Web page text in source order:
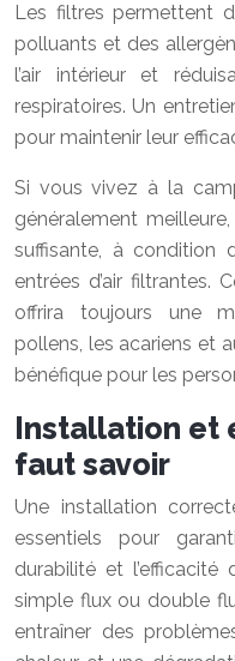
Les filtres permettent
polluants et des
l’air intérieur et
respiratoires. Un
pour maintenir leur
Si vous vivez à la
généralement
suffisante, à condition
entrées d’air filtrantes.
offrira toujours une
pollens, les acariens et
bénéfique pour les
Installation et
faut savoir
Une installation
essentiels pour
durabilité et l’efficacité
simple flux ou double
entraîner des